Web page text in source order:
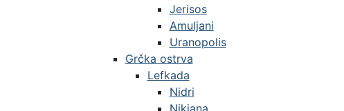
Jerisos
Amuljani
Uranopolis
Grčka ostrva
Lefkada
Nidri
Nikiana